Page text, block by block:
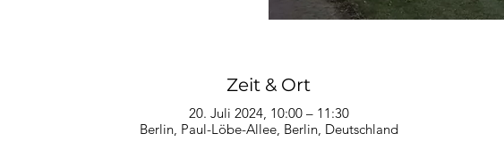
Zeit & Ort
20. Juli 2024, 10:00 – 11:30
Berlin, Paul-Löbe-Allee, Berlin, Deutschland